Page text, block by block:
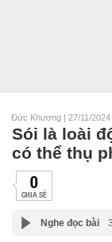
Đức Khương | 27/11/
Sói là loài
có thể thụ
0
CHIA SẺ
Nghe đọc bài